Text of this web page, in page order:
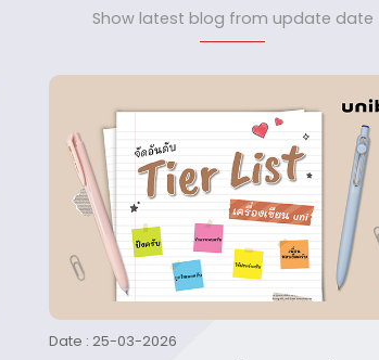
Show latest blog from update date
Date : 25-03-2026